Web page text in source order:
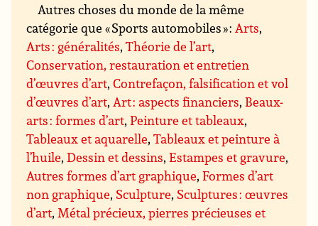
Autres choses du monde de la même
catégorie que « Sports automobiles » :Arts,
Arts : généralités,Théorie de l’art,
Conservation, restauration et entretien
d’œuvres d’art,Contrefaçon, falsification et vol
d’œuvres d’art,Art : aspects financiers, Beaux-
arts : formes d’art,Peinture et tableaux,
Tableaux et aquarelle,Tableaux et peinture à
l’huile,Dessin et dessins,Estampes et gravure,
Autres formes d’art graphique,Formes d’art
non graphique, Sculpture, Sculptures : œuvres
d’art,Métal précieux, pierres précieuses et